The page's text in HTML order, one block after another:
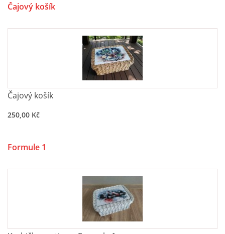
ESHOP
Andrea Lampartová
Čajový košík
Čajový košík
250,00 Kč
Formule 1